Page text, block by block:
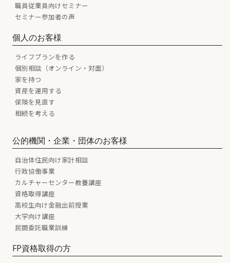
職員従業員向けセミナー
セミナー参加者の声
個人のお客様
ライフプランを作る
個別相談（オンライン・対面）
家を持つ
資産を運用する
保険を見直す
相続を考える
公的機関・企業・団体のお客様
自治体住民向け家計相談
行政協働事業
カルチャーセンター教養講座
資格取得講座
高校生向け金融出前授業
大学向け講座
民間委託職業訓練
FP資格取得の方